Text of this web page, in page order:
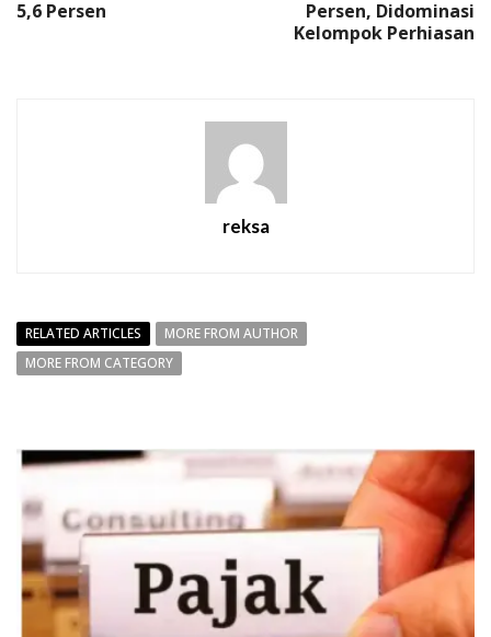
5,6 Persen
Persen, Didominasi
Kelompok Perhiasan
reksa
RELATED ARTICLES
MORE FROM AUTHOR
MORE FROM CATEGORY